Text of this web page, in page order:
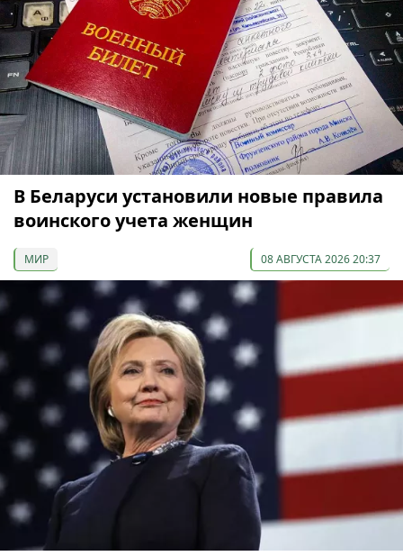
В Беларуси установили новые правила
воинского учета женщин
МИР 08 АВГУСТА 2026 20:37